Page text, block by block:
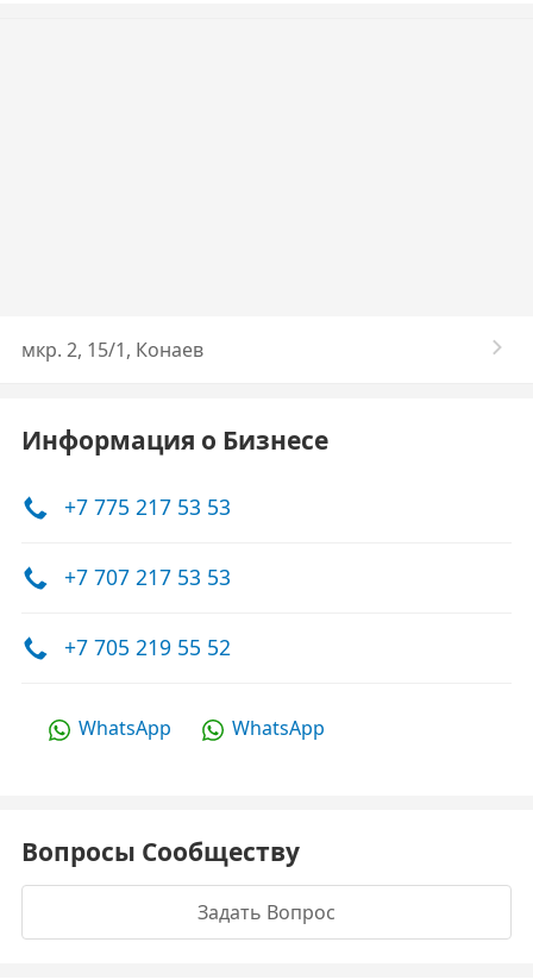
мкр. 2, 15/1, Конаев
Информация о Бизнесе
+7 775 217 53 53
+7 707 217 53 53
+7 705 219 55 52
WhatsApp WhatsApp
Вопросы Сообществу
Задать Вопрос